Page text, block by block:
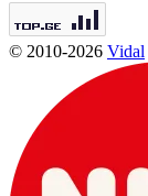
© 2010-2026 Vidal